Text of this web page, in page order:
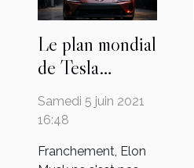
Le plan mondial
de Tesla
menacé par le
cynisme du
chinois
Samedi 5 juin 2021
16:48
Franchement, Elon